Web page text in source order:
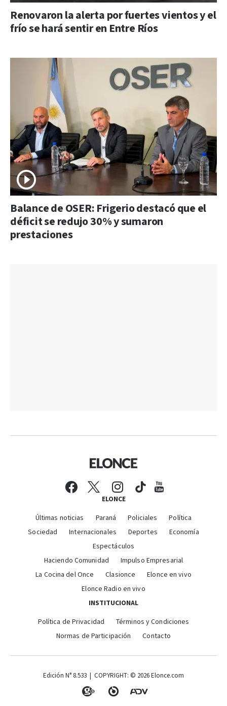
Renovaron la alerta por fuertes vientos y el
frío se hará sentir en Entre Ríos
Balance de OSER: Frigerio destacó que el
déficit se redujo 30% y sumaron
prestaciones
ELONCE
Últimas noticias Paraná Policiales
Política
Sociedad
Internacionales Deportes
Economía
Espectáculos
Haciendo Comunidad
Impulso Empresarial
La Cocina del Once
Clasionce
Elonce en vivo
Elonce Radio en vivo
INSTITUCIONAL
Política de Privacidad
Términos y Condiciones
Normas de Participación
Contacto
Edición N° 8.533 | COPYRIGHT: © 2026 Elonce.com